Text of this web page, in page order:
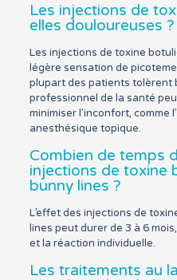
Les injections de
elles douloureuses ?
Les injections de toxine
légère sensation de
plupart des patients tolèrent
professionnel de la santé
minimiser l’inconfort, comme
anesthésique topique.
Combien de temps
injections de toxine
bunny lines ?
L’effet des injections de
lines peut durer de 3 à 6
et la réaction individuelle.
Les traitements au